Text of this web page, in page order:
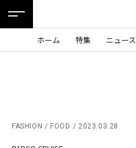
ホーム 特集 ニュース
ENGLISH
繁体字
ภาษาไทย
FASHION / FOOD 2023.03.28